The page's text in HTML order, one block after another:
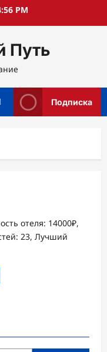
PM
Путь
Подписка
отеля: 14000₽,
23, Лучший